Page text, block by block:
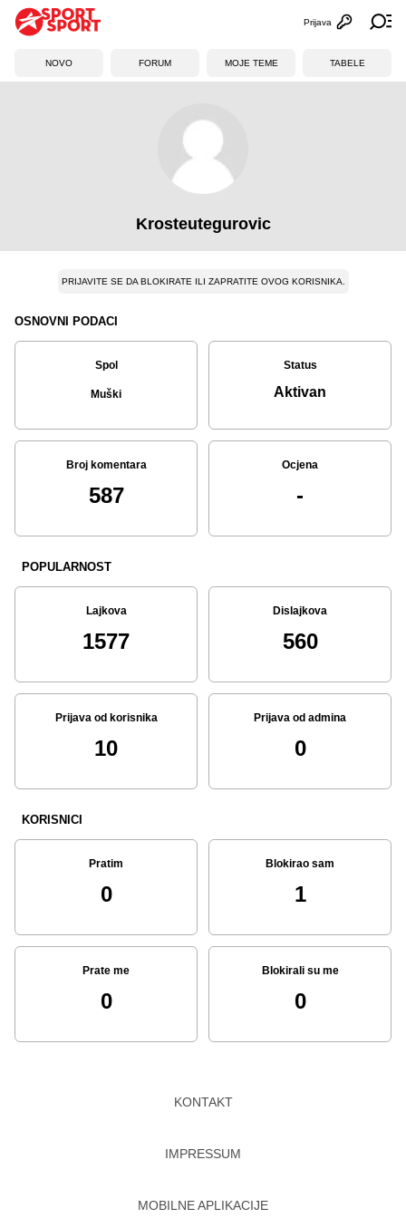
Otvori
Prijava
NOVO FORUM MOJE TEME TABELE
Krosteutegurovic
PRIJAVITE SE DA BLOKIRATE ILI ZAPRATITE OVOG KORISNIKA.
OSNOVNI PODACI
Spol
Muški
Status
Aktivan
Broj komentara
587
Ocjena
-
POPULARNOST
Lajkova
1577
Dislajkova
560
Prijava od korisnika
10
Prijava od admina
0
KORISNICI
Pratim
0
Blokirao sam
1
Prate me
0
Blokirali su me
0
KONTAKT
IMPRESSUM
MOBILNE APLIKACIJE